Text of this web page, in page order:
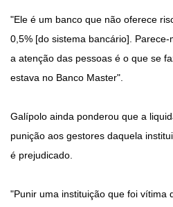
"Ele é um banco que não oferece
0,5% [do sistema bancário].
a atenção das pessoas é o que se
estava no Banco Master".
Galípolo ainda ponderou que a
punição aos gestores daquela
é prejudicado.
"Punir uma instituição que foi vítima